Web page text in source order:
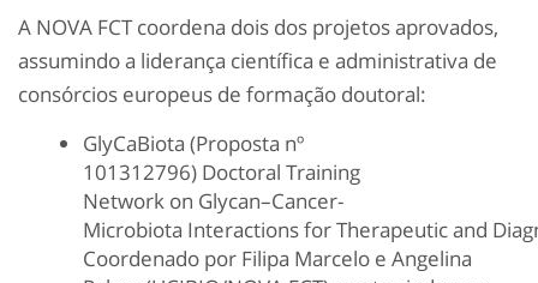
A NOVA FCT coordena dois dos projetos aprovados,
assumindo a liderança científica e administrativa de
consórcios europeus de formação doutoral:
GlyCaBiota (Proposta nº
101312796) Doctoral Training
Network on Glycan–Cancer-
Microbiota InteractionsforTherapeuticand
Coordenado por Filipa Marcelo e Angelina